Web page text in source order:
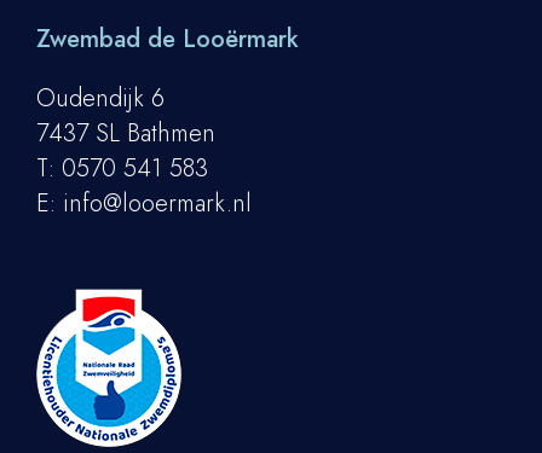
Zwembad de Looërmark
Oudendijk 6
7437 SL Bathmen
T: 0570 541 583
E: info@looermark.nl